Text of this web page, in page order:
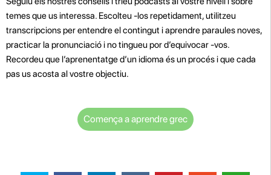
temes que us interessa. Escolteu -los repetidament, utilitzeu
transcripcions per entendre el contingut i aprendre paraules noves,
practicar la pronunciació i no tingueu por d’equivocar -vos.
Recordeu que l’aprenentatge d’un idioma és un procés i que cada
pas us acosta al vostre objectiu.
Comença a aprendre grec